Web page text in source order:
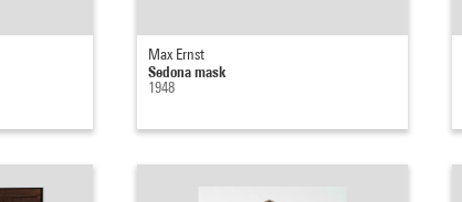
Max Ernst
Sedona mask
1948